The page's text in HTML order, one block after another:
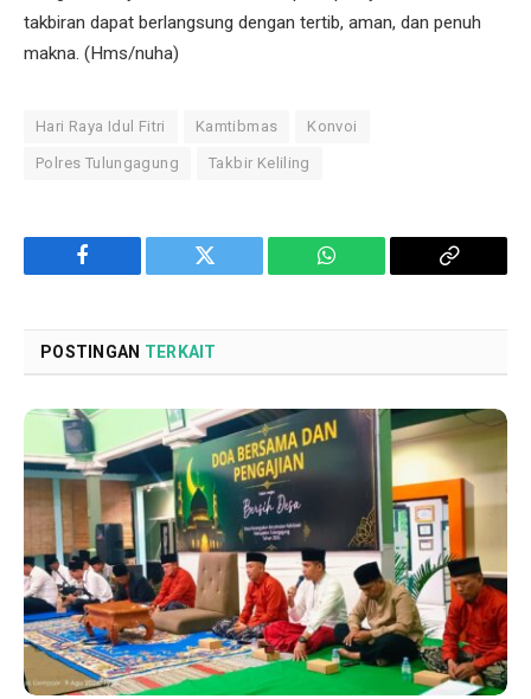
takbiran dapat berlangsung dengan tertib, aman, dan penuh
makna. (Hms/nuha)
Hari Raya Idul Fitri Kamtibmas Konvoi
Polres Tulungagung Takbir Keliling
Facebook Twitter WhatsApp
Copy
POSTINGAN TERKAIT